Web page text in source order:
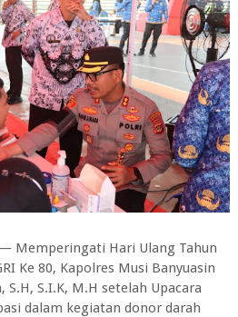
Memperingati Hari Ulang Tahun
Ke 80, Kapolres Musi Banyuasin
S.H, S.I.K, M.H setelah Upacara
dalam kegiatan donor darah